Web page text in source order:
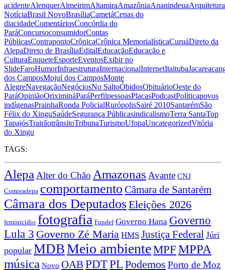
acidenteAlenquerAlmeirimAltamiraAmazôniaAnanindeuaArquitetura
NotíciaBrasil NovoBrasíliaCametáCenas do
diacidadeComentáriosConcórdia do
ParáConcursoconsumidorContas
PúblicasContrapontoCrônicaCrônica MemorialísticaCuruáDireto da
AlepaDireto de BrasíliaEditalEducaçãoEducação e
CulturaEnqueteEsporteEventosExibir no
SlideFaroHumorInfraestruturaInternacionalInternetItaituba
dos CamposMojuí dos CamposMonte
AlegreNavegaçãoNegóciosNo SaltoÓbidosObituárioOeste do
ParáOpiniãoOriximináParáPerfilpessoasPlacasPodcastPolíticapovos
indígenasPrainhaRonda PolicialRurópolisSairé 2010SantarémSão
Félix do XinguSaúdeSegurança PúblicasindicalismoTerra SantaTop
TapajósTrairãotrânsitoTribunaTurismoUfopaUncategorizedVitória
do Xingu
TAGS:
Alepa Alter do Chão Amazonas Avante CNJ
Comieadepa comportamento Câmara de Santarém
Câmara dos DeputadosEleições 2026
feminicídio fotografia Fundef Governo Hana Governo
Lula 3 Governo Zé Maria HMS Justiça Federal Júri
popular MDBMeio ambienteMPFMPPA
música Novo OAB PDTPL Podemos Porto de Moz